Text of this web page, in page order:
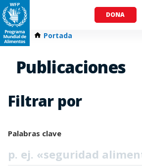
DONA
Portada
Publicaciones
Filtrar por
Palabras clave